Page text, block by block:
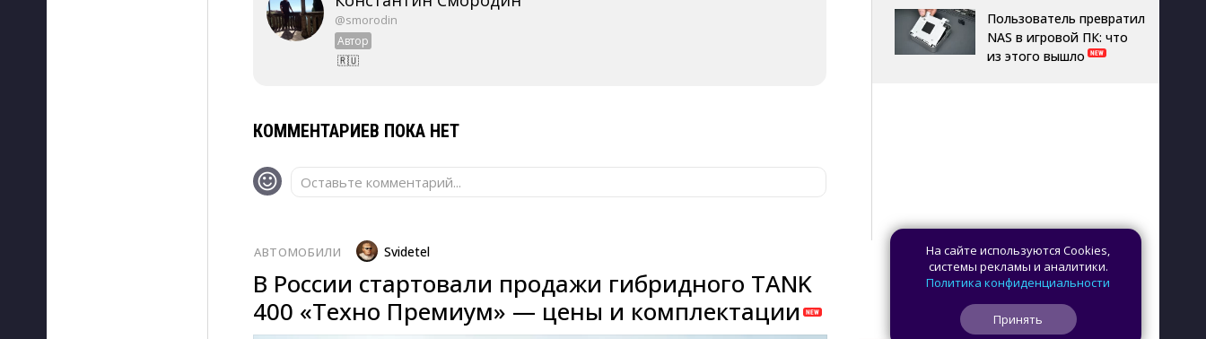
@smorodin
Автор
🇷🇺
КОММЕНТАРИЕВ ПОКА НЕТ
Оставьте комментарий...
Пользователь превратил
NAS в игровой ПК: что
из этого вышло
АВТОМОБИЛИ Svidetel
В России стартовали продажи гибридного TANK
400 «Техно Премиум» — цены и комплектации
На сайте используются Cookies,
системы рекламы и аналитики.
Политика конфиденциальности
Принять